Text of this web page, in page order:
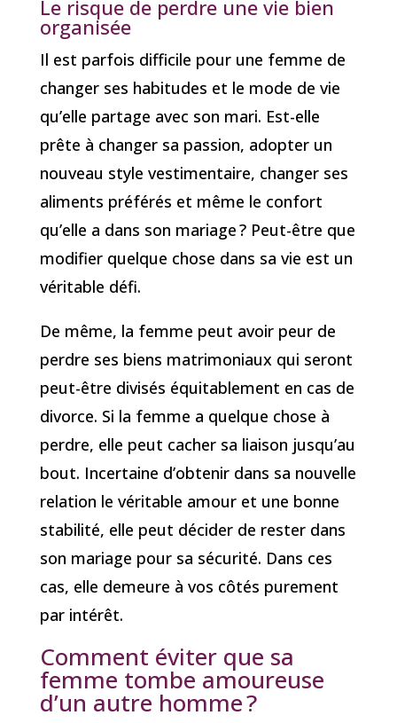
Le risque de perdre une vie bien
organisée
Il est parfois difficile pour une femme de
changer ses habitudes et le mode de vie
qu’elle partage avec son mari. Est-elle
prête à changer sa passion, adopter un
nouveau style vestimentaire, changer ses
aliments préférés et même le confort
qu’elle a dans son mariage ? Peut-être que
modifier quelque chose dans sa vie est un
véritable défi.
De même, la femme peut avoir peur de
perdre ses biens matrimoniaux qui seront
peut-être divisés équitablement en cas de
divorce. Si la femme a quelque chose à
perdre, elle peut cacher sa liaison jusqu’au
bout. Incertaine d’obtenir dans sa nouvelle
relation le véritable amour et une bonne
stabilité, elle peut décider de rester dans
son mariage pour sa sécurité. Dans ces
cas, elle demeure à vos côtés purement
par intérêt.
Comment éviter que sa
femme tombe amoureuse
d’un autre homme ?